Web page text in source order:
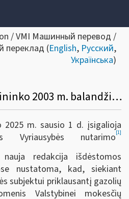
/ VMI Машинный перевод /
переклад (English, Русский,
Українська)
Dėl VMI prie FM viršininko 2003 m. balandžio 30 d. įsakymo Nr. V-131 pakeitimo (duomenų teikimo pokyčiai žuvininkystės subjektams, siekiantiems gauti žuvininkystės subjekto leidimą įsigyti lengvatinių gazolių)
2025 m. sausio 1 d. įsigalioja
Vyriausybės nutarimo[1]
redakcija išdėstomos
nustatoma, kad, siekiant
subjektui priklausantį gazolių
Valstybinei mokesčių